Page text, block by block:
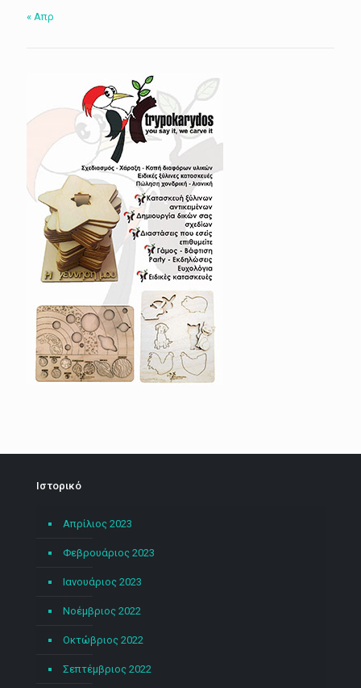
« Απρ
Ιστορικό
Απρίλιος 2023
Φεβρουάριος 2023
Ιανουάριος 2023
Νοέμβριος 2022
Οκτώβριος 2022
Σεπτέμβριος 2022